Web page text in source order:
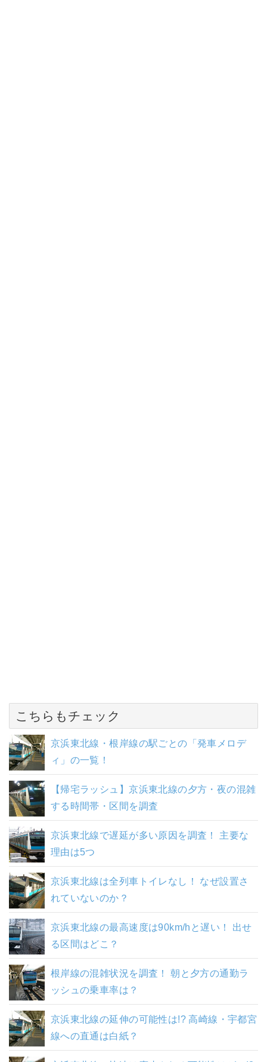
こちらもチェック
京浜東北線・根岸線の駅ごとの「発車メロデ
ィ」の一覧！
【帰宅ラッシュ】京浜東北線の夕方・夜の混雑
する時間帯・区間を調査
京浜東北線で遅延が多い原因を調査！ 主要な
理由は5つ
京浜東北線は全列車トイレなし！ なぜ設置さ
れていないのか？
京浜東北線の最高速度は90km/hと遅い！ 出せ
る区間はどこ？
根岸線の混雑状況を調査！ 朝と夕方の通勤ラ
ッシュの乗車率は？
京浜東北線の延伸の可能性は!? 高崎線・宇都宮
線への直通は白紙？